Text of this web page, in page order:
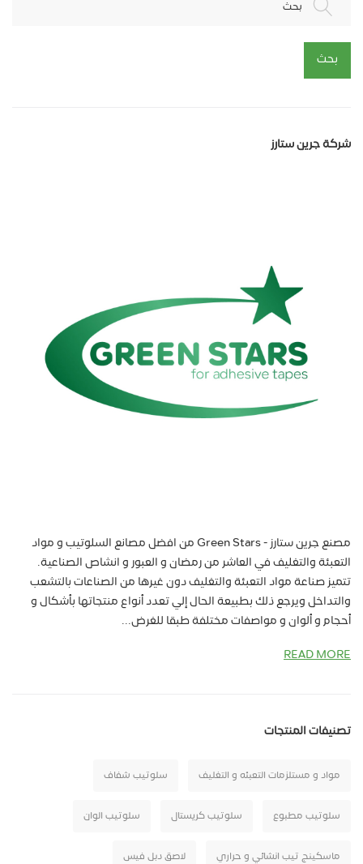
بحث
بحث
شركة جرين ستارز
مصنع جرين ستارز - Green Stars من افضل مصانع السلوتيب و مواد
التعبئة والتغليف في العاشر من رمضان و العبور و انشاص الصناعية.
تتميز صناعة مواد التعبئة والتغليف دون غيرها من الصناعات بالتشعب
والتداخل ويرجع ذلك بطبيعة الحال إلي تعدد أنواع منتجاتها بأشكال و
أحجام و ألوان و مواصفات مختلفة طبقا للغرض...
READ MORE
تصنيفات المنتجات
مواد و مستلزمات التعبئه و التغليف سلوتيب شفاف
سلوتيب مطبوع سلوتيب كريستال سلوتيب الوان
ماسكينج تيب انشائي و حراري لاصق دبل فيس